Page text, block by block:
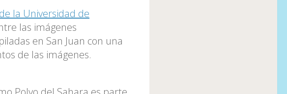
la Universidad de
las imágenes
en San Juan con una
de las imágenes.